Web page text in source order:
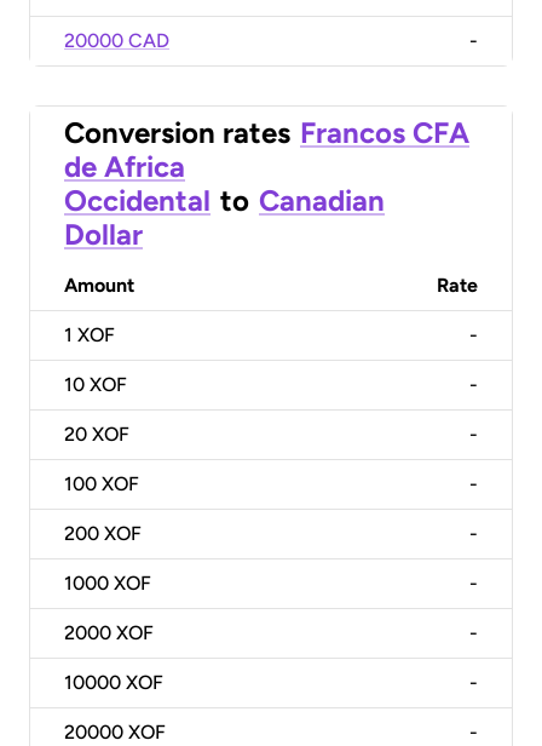
20000 CAD -
Conversion rates Francos CFA
de Africa
Occidental to Canadian
Dollar
Amount Rate
1 XOF -
10 XOF -
20 XOF -
100 XOF -
200 XOF -
1000 XOF -
2000 XOF -
10000 XOF -
20000 XOF -